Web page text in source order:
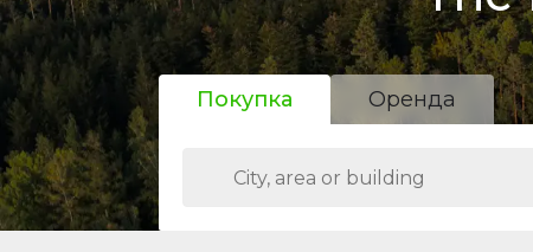
Покупка Оренда